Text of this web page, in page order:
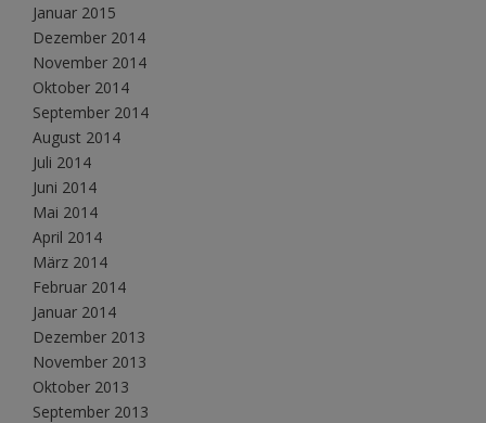
Januar 2015
Dezember 2014
November 2014
Oktober 2014
September 2014
August 2014
Juli 2014
Juni 2014
Mai 2014
April 2014
März 2014
Februar 2014
Januar 2014
Dezember 2013
November 2013
Oktober 2013
September 2013